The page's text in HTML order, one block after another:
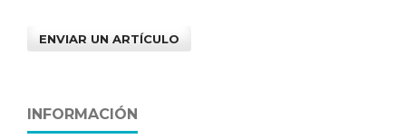
ENVIAR UN ARTÍCULO
INFORMACIÓN